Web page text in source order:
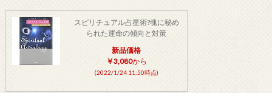
スピリチュアル占星術?魂に秘め
られた運命の傾向と対策
新品価格
￥3,080から
(2022/1/24 11:50時点)